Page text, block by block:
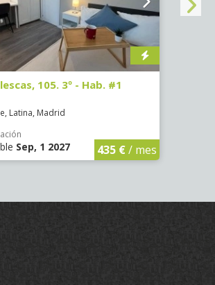
105. 3º - Hab. #1
Latina, Madrid
Sep, 1 2027 435 €/ mes